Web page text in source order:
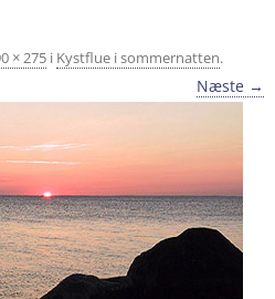
× 275 i Kystflue i sommernatten.
Næste →